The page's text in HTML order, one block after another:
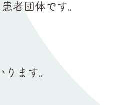
者団体です。
ます。